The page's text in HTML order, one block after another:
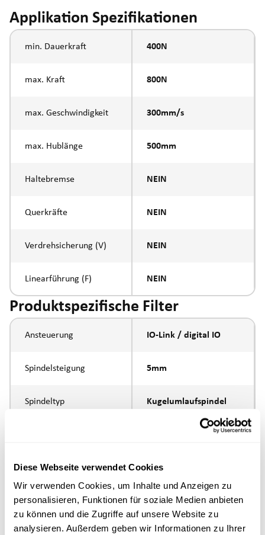
Diese Webseite verwendet Cookies
Wir verwenden Cookies, um Inhalte und Anzeigen zu
personalisieren, Funktionen für soziale Medien anbieten
zu können und die Zugriffe auf unsere Website zu
analysieren. Außerdem geben wir Informationen zu Ihrer
Applikation Spezifikationen
min. Dauerkraft 400N
max. Kraft 800N
max. Geschwindigkeit 300mm/s
max. Hublänge 500mm
Haltebremse NEIN
Querkräfte NEIN
Verdrehsicherung (V) NEIN
Linearführung (F) NEIN
Produktspezifische Filter
Ansteuerung IO-Link / digital IO
Spindelsteigung 5mm
Spindeltyp Kugelumlaufspindel
Ausführung
max. Drehzahl